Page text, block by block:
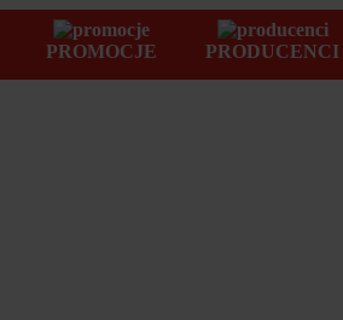
PROMOCJE PRODUCENCI